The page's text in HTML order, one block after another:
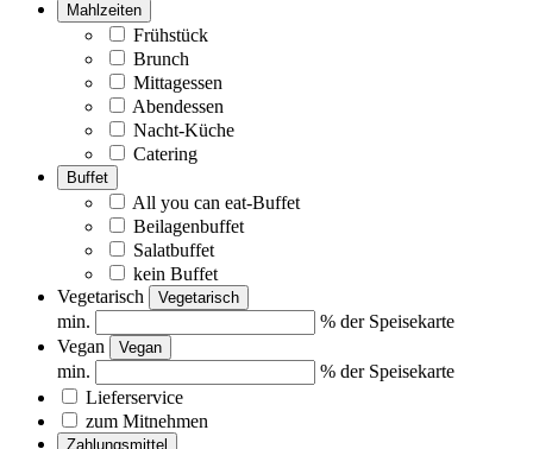
Mahlzeiten
Frühstück
Brunch
Mittagessen
Abendessen
Nacht-Küche
Catering
Buffet
All you can eat-Buffet
Beilagenbuffet
Salatbuffet
kein Buffet
Vegetarisch
Vegetarisch
min.
% der Speisekarte
Vegan
Vegan
min.
% der Speisekarte
Lieferservice
zum Mitnehmen
Zahlungsmittel